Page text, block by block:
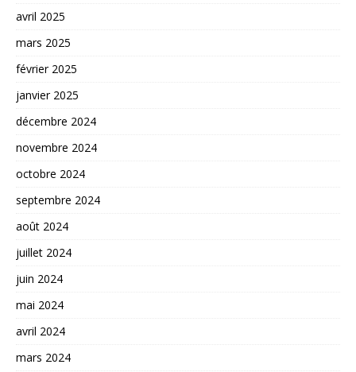
avril 2025
mars 2025
février 2025
janvier 2025
décembre 2024
novembre 2024
octobre 2024
septembre 2024
août 2024
juillet 2024
juin 2024
mai 2024
avril 2024
mars 2024